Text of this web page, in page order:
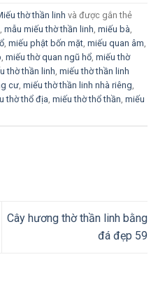
thờ thần linh và được gắn thẻ
mẫu miếu thờ thần linh miếu bà
miếu phật bốn mặt miếu quan âm
miếu thờ quan ngũ hổ miếu thờ
thờ thần linh miếu thờ thần linh
cư miếu thờ thần linh nhà riêng
thờ thổ địa miếu thờ thổ thần miếu
Cây hương thờ thần linh bằng
đá đẹp 59